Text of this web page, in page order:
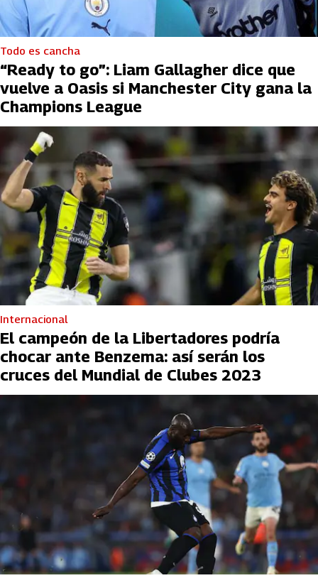
Todo es cancha
“Ready to go”: Liam Gallagher dice que
vuelve a Oasis si Manchester City gana la
Champions League
Internacional
El campeón de la Libertadores podría
chocar ante Benzema: así serán los
cruces del Mundial de Clubes 2023